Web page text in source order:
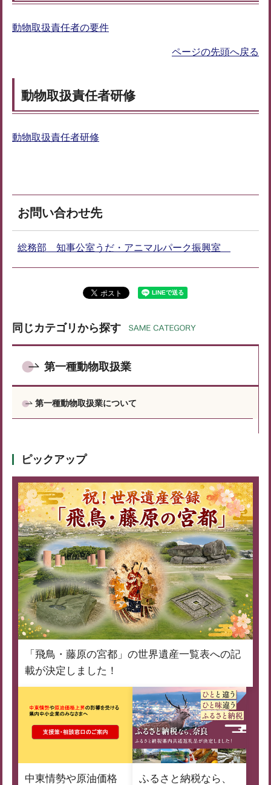
動物取扱責任者の要件
ページの先頭へ戻る
動物取扱責任者研修
動物取扱責任者研修
お問い合わせ先
総務部 知事公室うだ・アニマルパーク振興室
同じカテゴリから探す
第一種動物取扱業
第一種動物取扱業について
ピックアップ
「飛鳥・藤原の宮都」の世界遺産一覧表への記
載が決定しました！
中東情勢や原油価格
ふるさと納税なら、